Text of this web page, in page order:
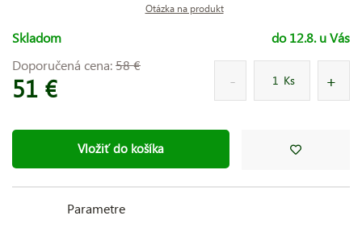
Otázka na produkt
Skladom
do 12.8. u Vás
Doporučená cena:58 €
51 € Ks
Vložiť do košíka
Parametre